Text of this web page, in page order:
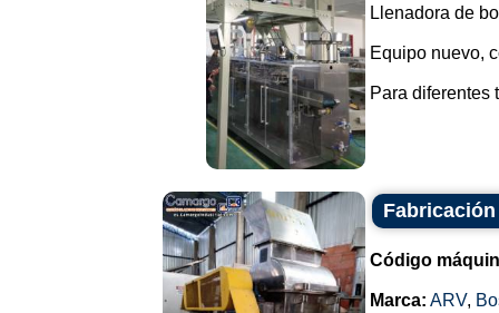
Llenadora de
Equipo nuevo,
Para diferentes
Código
Marca: ARV,